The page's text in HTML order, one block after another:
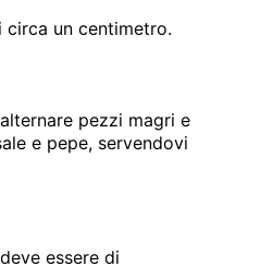
un centimetro.
pezzi magri e
e pepe, servendovi
essere di